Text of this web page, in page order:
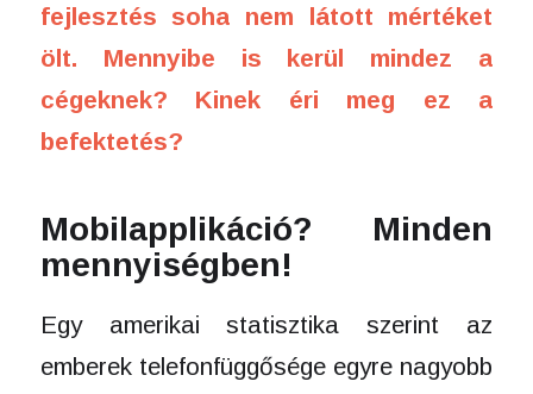
fejlesztés soha nem látott mértéket
ölt. Mennyibe is kerül mindez a
cégeknek? Kinek éri meg ez a
befektetés?
Mobilapplikáció? Minden
mennyiségben!
Egy amerikai statisztika szerint az
emberek telefonfüggősége egyre nagyobb